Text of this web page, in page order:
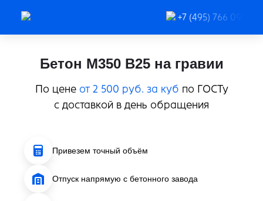
+7 (495) 766 09-91
Бетон М350 В25 на гравии
По цене от 2 500 руб. за куб по ГОСТу
с доставкой в день обращения
Привезем точный объём
Отпуск напрямую с бетонного завода